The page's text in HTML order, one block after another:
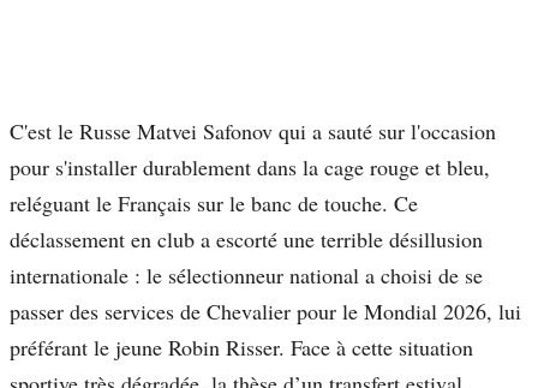
C'est le Russe Matvei Safonov qui a sauté sur l'occasion
pour s'installer durablement dans la cage rouge et bleu,
reléguant le Français sur le banc de touche. Ce
déclassement en club a escorté une terrible désillusion
internationale : le sélectionneur national a choisi de se
passer des services de Chevalier pour le Mondial 2026, lui
préférant le jeune Robin Risser. Face à cette situation